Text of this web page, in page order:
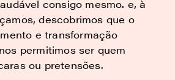
consigo mesmo. e, à
descobrimos que o
e transformação
permitimos ser quem
ou pretensões.